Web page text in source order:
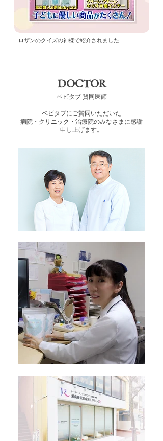
ロザンのクイズの神様で紹介されました
​DOCTOR
​ベビタブ 賛同医師
ベビタブにご賛同いただいた
病院・クリニック・治療院のみなさまに感謝
申し上げます。